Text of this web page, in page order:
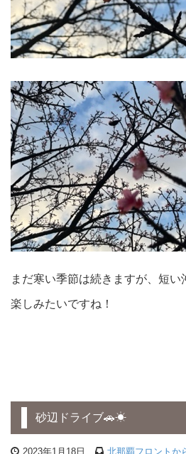
まだ寒い季節は続きますが、短い
楽しみたいですね！
砂辺ドライブ🚗☀
2023年1月18日 北那覇フロントか